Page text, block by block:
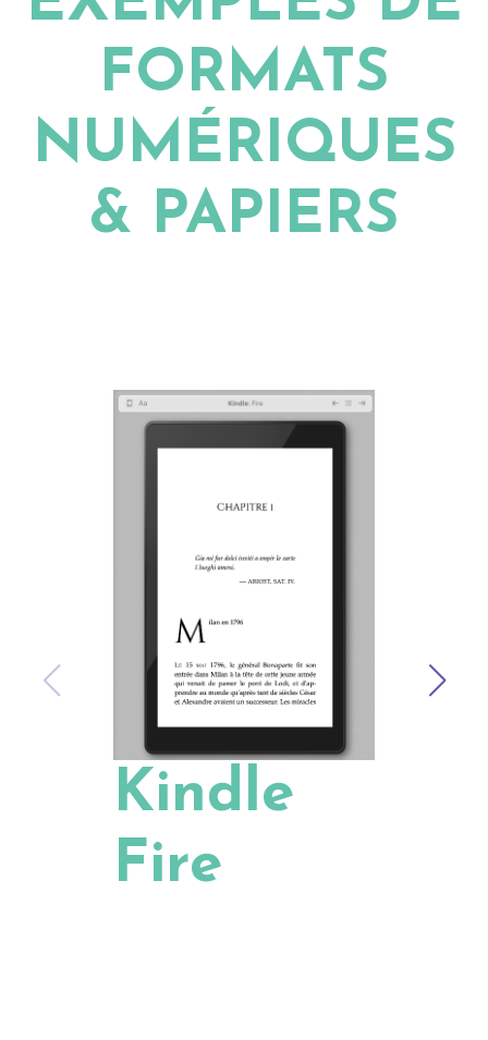
FORMATS
NUMÉRIQUES
& PAPIERS
Kindle
Fire